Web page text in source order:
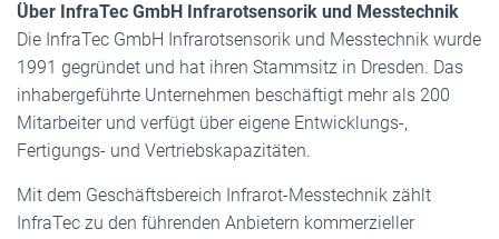
Über InfraTec GmbH Infrarotsensorik und Messtechnik
Die InfraTec GmbH Infrarotsensorik und Messtechnik wurde
1991 gegründet und hat ihren Stammsitz in Dresden. Das
inhabergeführte Unternehmen beschäftigt mehr als 200
Mitarbeiter und verfügt über eigene Entwicklungs-,
Fertigungs- und Vertriebskapazitäten.
Mit dem Geschäftsbereich Infrarot-Messtechnik zählt
InfraTec zu den führenden Anbietern kommerzieller